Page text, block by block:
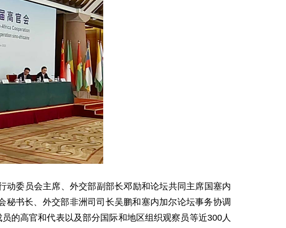
委员会主席、外交部副部长邓励和论坛共同主席国塞内
书长、外交部非洲司司长吴鹏和塞内加尔论坛事务协调
的高官和代表以及部分国际和地区组织观察员等近300人